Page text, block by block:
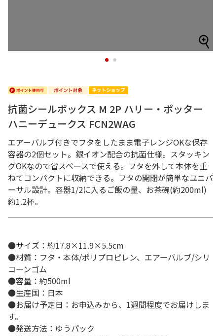
1 2
抗菌シールボックス M 2P ハリー・ポッター
ハニーデュークス FCN2WAG
エアーバルブ付きでフタをしたまま電子レンジOKな保存
容器の2個セット。銀イオン配合の抗菌仕様。スタッキン
グOKなので省スペースで使える。フタを外して本体を重
ねてコンパクトに収納できる。フタの開閉が簡単なユニバ
ーサル設計。容器1/2に入るご飯の量、お茶碗(約200ml)
約1.2杯。
●サイズ：約17.8×11.9×5.5cm
●材質：フタ・本体/ポリプロピレン、エアーバルブ/シリ
コーンゴム
●容量：約500ml
●生産国：日本
●お届け予定日：お申込みから、1週間程度でお届けしま
す。
●発送方法：ゆうパック